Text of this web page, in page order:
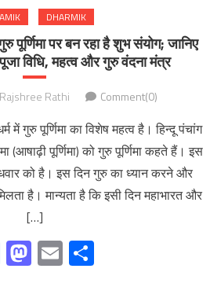
DHARMIK
पर बन रहा है शुभ संयोग; जानिए
विधि, महत्व और गुरु वंदना मंत्र
Rajshree Rathi Comment(0)
में गुरु पूर्णिमा का विशेष महत्‍व है। हिन्‍दू पंचांग
(आषाढ़ी पूर्णिमा) को गुरु पूर्णिमा कहते हैं। इस
को है। इस दिन गुरु का ध्यान करने और
है। मान्‍यता है कि इसी दिन महाभारत और
[…]
Facebook
Mastodon
Email